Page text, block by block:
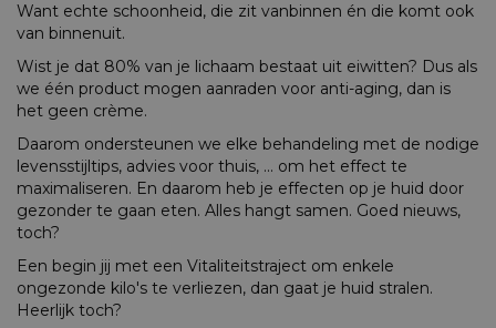
Want echte schoonheid, die zit vanbinnen én die komt ook
van binnenuit.
Wist je dat 80% van je lichaam bestaat uit eiwitten? Dus als
we één product mogen aanraden voor anti-aging, dan is
het geen crème.
Daarom ondersteunen we elke behandeling met de nodige
levensstijltips, advies voor thuis, ... om het effect te
maximaliseren. En daarom heb je effecten op je huid door
gezonder te gaan eten. Alles hangt samen. Goed nieuws,
toch?
Een begin jij met een Vitaliteitstraject om enkele
ongezonde kilo's te verliezen, dan gaat je huid stralen.
Heerlijk toch?